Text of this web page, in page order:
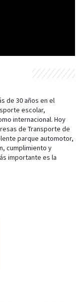
de 30 años en el
escolar,
internacional. Hoy
de Transporte de
parque automotor,
cumplimiento y
importante es la